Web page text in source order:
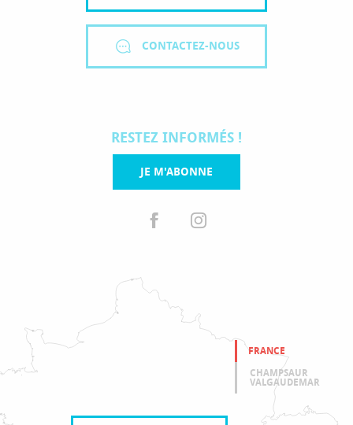
CONTACTEZ-NOUS
RESTEZ INFORMÉS !
JE M'ABONNE
FRANCE
CHAMPSAUR
VALGAUDEMAR